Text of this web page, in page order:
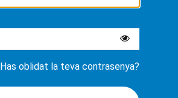
Has oblidat la teva contrasenya?